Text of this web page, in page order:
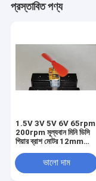
প্রস্তাবিত পণ্য
1.5V 3V 5V 6V 65rpm
200rpm মূল্যবান মিনি ডিসি
গিয়ার ব্রাশ মোটর 12mm
ভালো দাম